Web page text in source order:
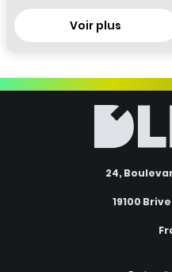
Voir plus
24,
19100